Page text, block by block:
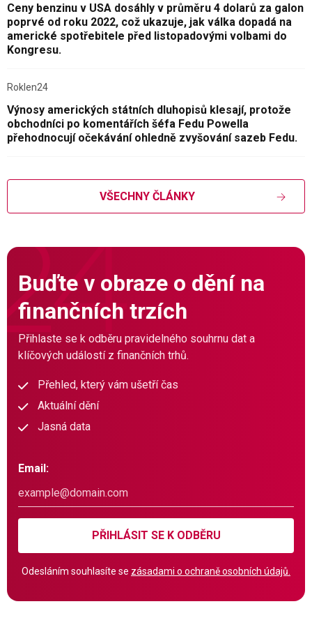
Ceny benzinu v USA dosáhly v průměru 4 dolarů za galon
poprvé od roku 2022, což ukazuje, jak válka dopadá na
americké spotřebitele před listopadovými volbami do
Kongresu.
Roklen24
Výnosy amerických státních dluhopisů klesají, protože
obchodníci po komentářích šéfa Fedu Powella
přehodnocují očekávání ohledně zvyšování sazeb Fedu.
VŠECHNY ČLÁNKY
Buďte v obraze o dění na
finančních trzích
Přihlaste se k odběru pravidelného souhrnu dat a
klíčových událostí z finančních trhů.
Přehled, který vám ušetří čas
Aktuální dění
Jasná data
Email:
PŘIHLÁSIT SE K ODBĚRU
Odesláním souhlasíte se zásadami o ochraně osobních údajů.